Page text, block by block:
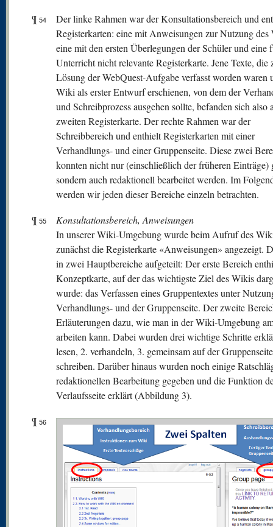
¶ 54
Der linke Rahmen war der Konsultationsbereich und
Registerkarten: eine mit Anweisungen zur Nutzung des
eine mit den ersten Überlegungen der Schüler und eine
Unterricht nicht relevante Registerkarte. Jene Texte, die
Lösung der WebQuest-Aufgabe verfasst worden waren
Wiki als erster Entwurf erschienen, von dem der
und Schreibprozess ausgehen sollte, befanden sich also
zweiten Registerkarte. Der rechte Rahmen war der
Schreibbereich und enthielt Registerkarten mit einer
Verhandlungs- und einer Gruppenseite. Diese zwei
konnten nicht nur (einschließlich der früheren Einträge)
sondern auch redaktionell bearbeitet werden. Im
werden wir jeden dieser Bereiche einzeln betrachten.
¶ 55
Konsultationsbereich, Anweisungen
In unserer Wiki-Umgebung wurde beim Aufruf des
zunächst die Registerkarte «Anweisungen» angezeigt.
in zwei Hauptbereiche aufgeteilt: Der erste Bereich
Konzeptkarte, auf der das wichtigste Ziel des Wikis
wurde: das Verfassen eines Gruppentextes unter
Verhandlungs- und der Gruppenseite. Der zweite
Erläuterungen dazu, wie man in der Wiki-Umgebung
arbeiten kann. Dabei wurden drei wichtige Schritte
lesen, 2. verhandeln, 3. gemeinsam auf der Gruppenseite
schreiben. Darüber hinaus wurden noch einige
redaktionellen Bearbeitung gegeben und die Funktion
Verlaufsseite erklärt (Abbildung 3).
¶ 56